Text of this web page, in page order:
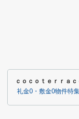
ｃｏｃｏｔｅｒｒａ
礼金0・敷金0物件特